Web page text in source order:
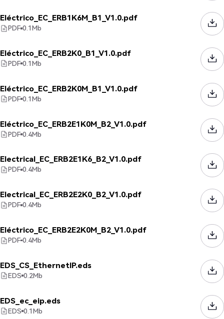
Eléctrico_EC_ERB1K6M_B1_V1.0.pdf
PDF 0.1Mb
Eléctrico_EC_ERB2K0_B1_V1.0.pdf
PDF 0.1Mb
Eléctrico_EC_ERB2K0M_B1_V1.0.pdf
PDF 0.1Mb
Eléctrico_EC_ERB2E1K0M_B2_V1.0.pdf
PDF 0.4Mb
Electrical_EC_ERB2E1K6_B2_V1.0.pdf
PDF 0.4Mb
Electrical_EC_ERB2E2K0_B2_V1.0.pdf
PDF 0.4Mb
Eléctrico_EC_ERB2E2K0M_B2_V1.0.pdf
PDF 0.4Mb
EDS_CS_EthernetIP.eds
EDS 0.2Mb
EDS_ec_eip.eds
EDS 0.1Mb